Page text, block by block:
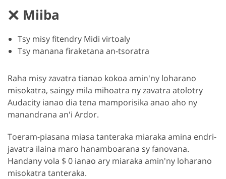
Miiba
Tsy misy fitendry Midi virtoaly
Tsy manana firaketana an-tsoratra
Raha misy zavatra tianao kokoa amin'ny loharano
misokatra, saingy mila mihoatra ny zavatra atolotry
Audacity ianao dia tena mamporisika anao aho ny
manandrana an'i Ardor.
Toeram-piasana miasa tanteraka miaraka amina endri-
javatra ilaina maro hanamboarana sy fanovana.
Handany vola $ 0 ianao ary miaraka amin'ny loharano
misokatra tanteraka.